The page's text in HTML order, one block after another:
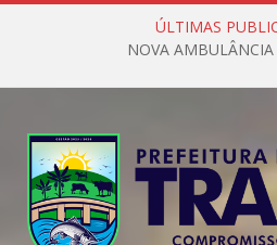
ÚLTIMAS
NOVA